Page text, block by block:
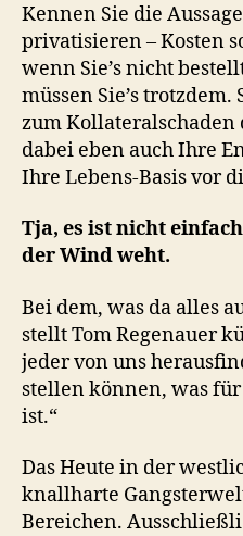
Kennen Sie die
privatisieren – Kosten
wenn Sie’s nicht
müssen Sie’s
zum
dabei eben auch Ihre
Ihre Lebens-Basis vor
Tja, es ist nicht
der Wind weht.
Bei dem, was da alles
stellt Tom Regenauer
jeder von uns
stellen können, was
ist.“
Das Heute in der
knallharte
Bereichen.